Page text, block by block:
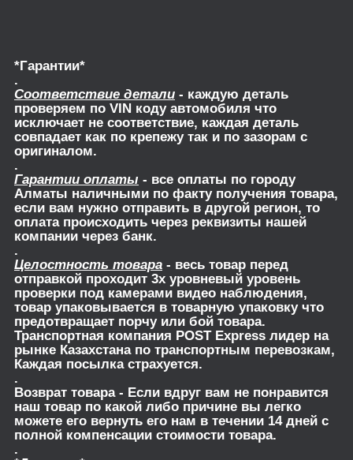
*Гарантии*
.
Соответствие детали - каждую деталь
проверяем по VIN коду автомобиля что
исключает не соответствие, каждая деталь
совпадает как по крепежу так и по зазорам с
оригиналом.
.
Гарантии оплаты - все оплаты по городу
Алматы наличными по факту получения товара,
если вам нужно отправить в другой регион, то
оплата происходить через реквизиты нашей
компании через банк.
.
Целостность товара - весь товар перед
отправкой проходит 3х уровневый уровень
проверки под камерами видео наблюдения,
товар упаковывается в товарную упаковку что
предотвращает порчу или бой товара.
Транспортная компания POST Express лидер на
рынке Казахстана по транспортным перевозкам,
Каждая посылка страхуется.
.
Возврат товара- Если вдруг вам не понравится
наш товар по какой либо причине вы легко
можете его вернуть его нам в течении 14 дней с
полной компенсации стоимости товара.
.